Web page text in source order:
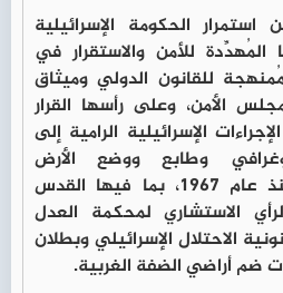
الحكومة الإسرائيلية
للأمن والاستقرار في
للقانون الدولي وميثاق
الأمن، وعلى رأسها القرار
الإسرائيلية الرامية إلى
وطابع ووضع الأرض
الفلسطينية المحتلة منذ عام 1967، بما فيها القدس
الاستشاري لمحكمة العدل
الاحتلال الإسرائيلي وبطلان
ضم أراضي الضفة الغربية.